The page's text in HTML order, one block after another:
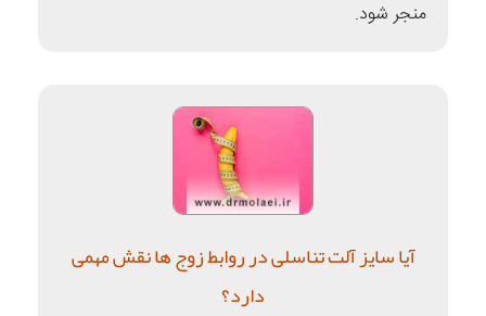
منجر شود.
آیا سایز آلت تناسلی در روابط زوج ها نقش مهمی
دارد؟